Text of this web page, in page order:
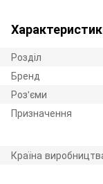
Розділ
Бренд
Роз'єми
Призначення
Країна